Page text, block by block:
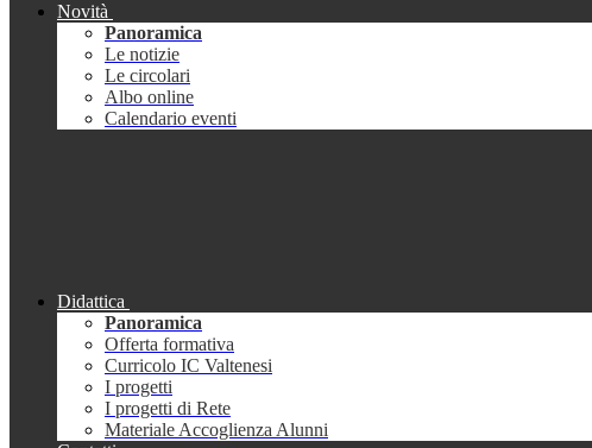
Novità
Panoramica
Le notizie
Le circolari
Albo online
Calendario eventi
Didattica
Panoramica
Offerta formativa
Curricolo IC Valtenesi
I progetti
I progetti di Rete
Materiale Accoglienza Alunni